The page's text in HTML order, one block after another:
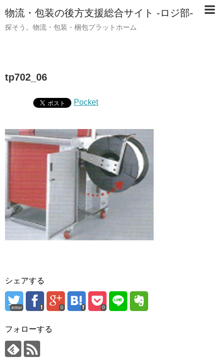
物流・包装の後方支援総合サイト -ロジ部-
探そう。物流・包装・梱包プラットホーム
tp702_06
Pocket
シェアする
error 0 0
フォローする